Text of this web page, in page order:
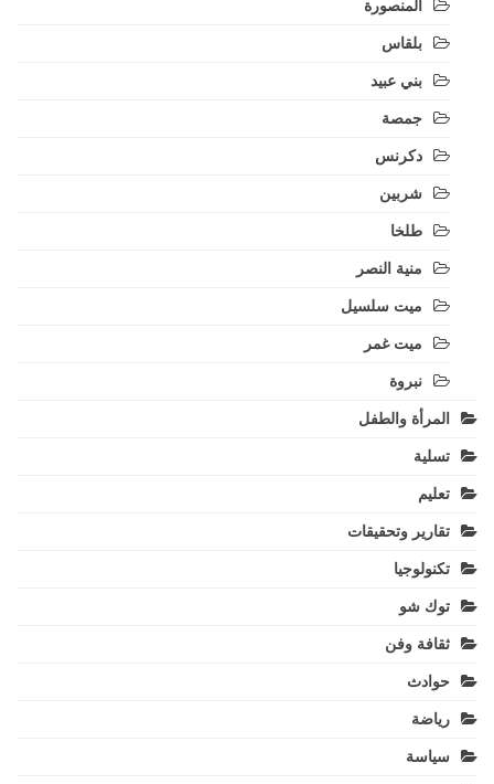
المنصورة
بلقاس
بني عبيد
جمصة
دكرنس
شربين
طلخا
منية النصر
ميت سلسيل
ميت غمر
نبروة
المرأة والطفل
تسلية
تعليم
تقارير وتحقيقات
تكنولوجيا
توك شو
ثقافة وفن
حوادث
رياضة
سياسة